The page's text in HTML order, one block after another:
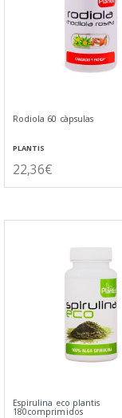
Rodiola 60 càpsulas
PLANTIS
22,36€
Espirulina eco plantis
180comprimidos